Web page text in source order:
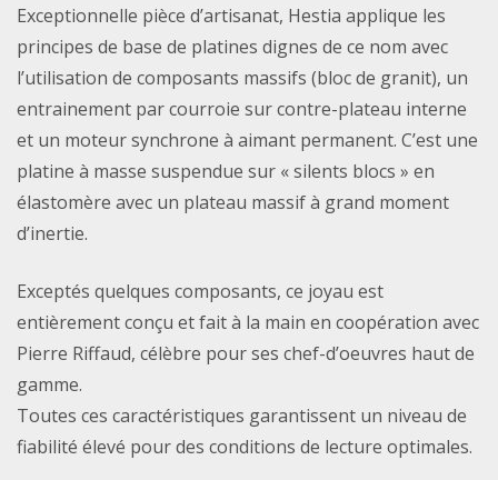
Exceptionnelle pièce d’artisanat, Hestia applique les
principes de base de platines dignes de ce nom avec
l’utilisation de composants massifs (bloc de granit), un
entrainement par courroie sur contre-plateau interne
et un moteur synchrone à aimant permanent. C’est une
platine à masse suspendue sur « silents blocs » en
élastomère avec un plateau massif à grand moment
d’inertie.
Exceptés quelques composants, ce joyau est
entièrement conçu et fait à la main en coopération avec
Pierre Riffaud, célèbre pour ses chef-d’oeuvres haut de
gamme.
Toutes ces caractéristiques garantissent un niveau de
fiabilité élevé pour des conditions de lecture optimales.